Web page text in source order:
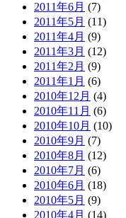
2011年6月 (7)
2011年5月 (11)
2011年4月 (9)
2011年3月 (12)
2011年2月 (9)
2011年1月 (6)
2010年12月 (4)
2010年11月 (6)
2010年10月 (10)
2010年9月 (7)
2010年8月 (12)
2010年7月 (6)
2010年6月 (18)
2010年5月 (9)
2010年4月 (14)